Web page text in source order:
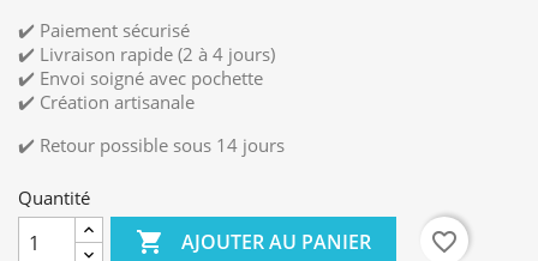
✔️ Paiement sécurisé
✔️ Livraison rapide (2 à 4 jours)
✔️ Envoi soigné avec pochette
✔️ Création artisanale
✔️ Retour possible sous 14 jours
Quantité
 AJOUTER AU PANIER
favorite_border